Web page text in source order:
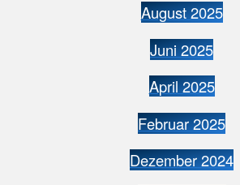
August 2025
Juni 2025
April 2025
Februar 2025
Dezember 2024